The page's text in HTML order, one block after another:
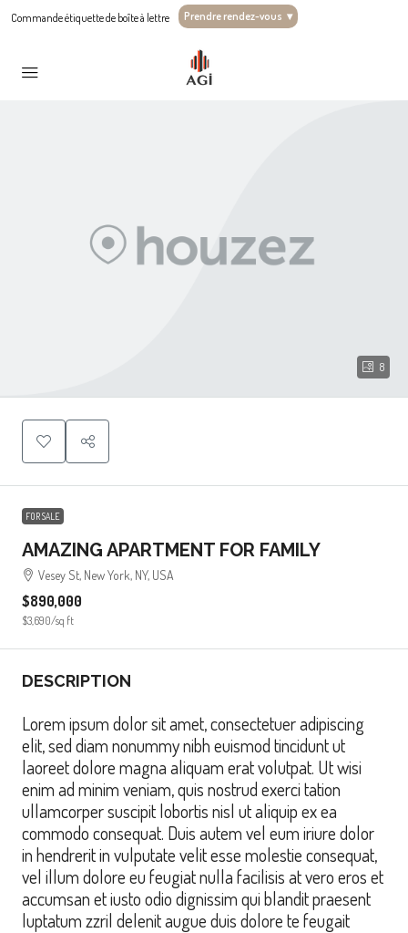
Commande étiquette de boîte à lettre Prendre rendez-vous ▾
8
FOR SALE
AMAZING APARTMENT FOR FAMILY
Vesey St, New York, NY, USA
$890,000
$3,690/sq ft
DESCRIPTION
Lorem ipsum dolor sit amet, consectetuer adipiscing
elit, sed diam nonummy nibh euismod tincidunt ut
laoreet dolore magna aliquam erat volutpat. Ut wisi
enim ad minim veniam, quis nostrud exerci tation
ullamcorper suscipit lobortis nisl ut aliquip ex ea
commodo consequat. Duis autem vel eum iriure dolor
in hendrerit in vulputate velit esse molestie consequat,
vel illum dolore eu feugiat nulla facilisis at vero eros et
accumsan et iusto odio dignissim qui blandit praesent
luptatum zzril delenit augue duis dolore te feugait